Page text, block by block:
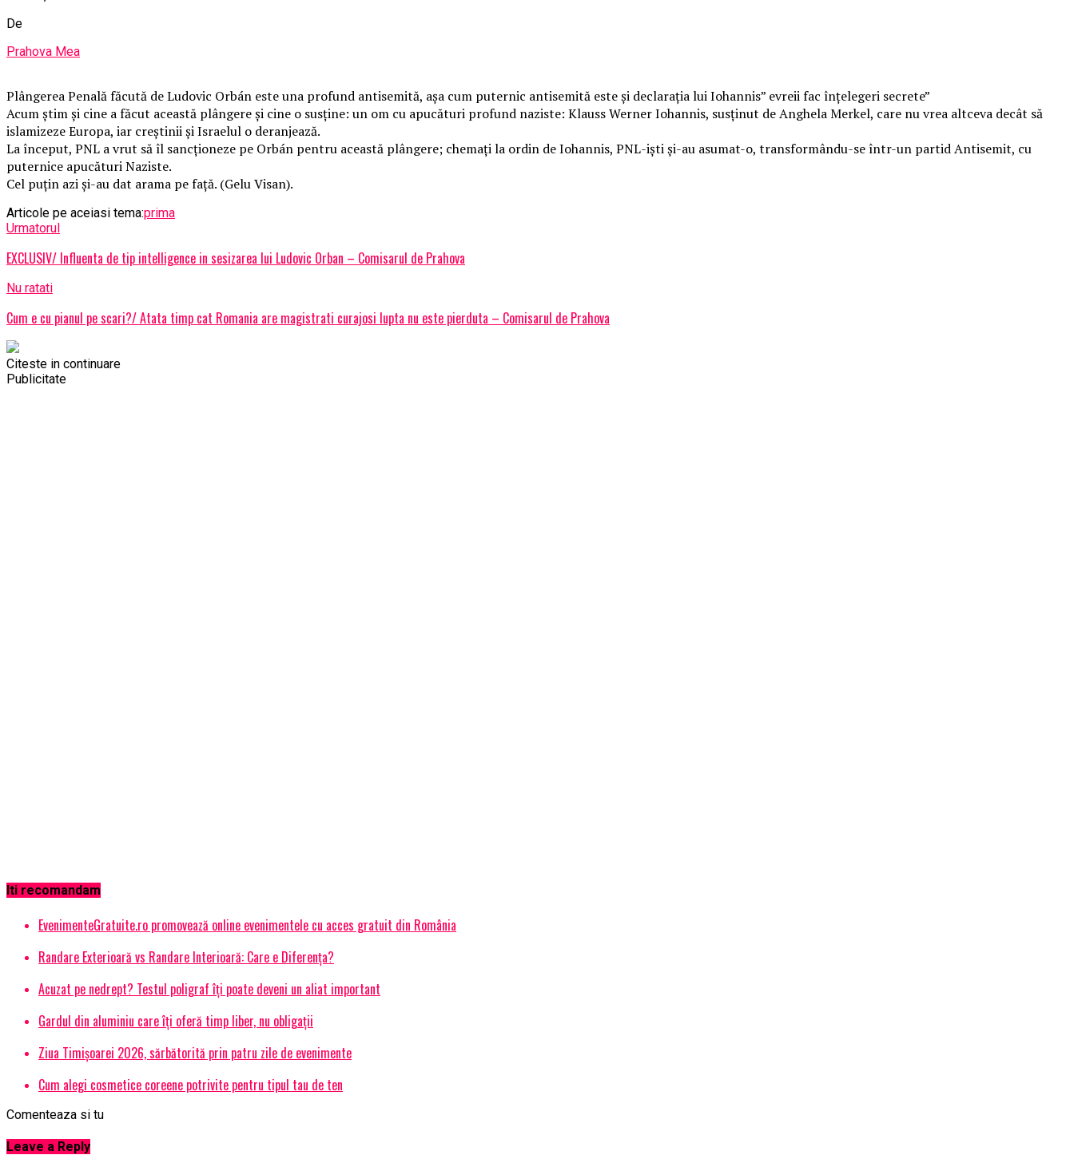
De
Prahova Mea
Plângerea Penală făcută de Ludovic Orbán este una profund antisemită, așa cum puternic antisemită este și declarația lui Iohannis” evreii fac înțelegeri secrete”
Acum știm și cine a făcut această plângere și cine o susține: un om cu apucături profund naziste: Klauss Werner Iohannis, susținut de Anghela Merkel, care nu vrea altceva decât să
islamizeze Europa, iar creștinii și Israelul o deranjează.
La început, PNL a vrut să îl sancționeze pe Orbán pentru această plângere; chemați la ordin de Iohannis, PNL-iști și-au asumat-o, transformându-se într-un partid Antisemit, cu
puternice apucături Naziste.
Cel puțin azi și-au dat arama pe față. (Gelu Visan).
Articole pe aceiasi tema:prima
Urmatorul
EXCLUSIV/ Influenta de tip intelligence in sesizarea lui Ludovic Orban – Comisarul de Prahova
Nu ratati
Cum e cu pianul pe scari?/ Atata timp cat Romania are magistrati curajosi lupta nu este pierduta – Comisarul de Prahova
Citeste in continuare
Publicitate
Iti recomandam
EvenimenteGratuite.ro promovează online evenimentele cu acces gratuit din România
Randare Exterioară vs Randare Interioară: Care e Diferența?
Acuzat pe nedrept? Testul poligraf îţi poate deveni un aliat important
Gardul din aluminiu care îți oferă timp liber, nu obligații
Ziua Timișoarei 2026, sărbătorită prin patru zile de evenimente
Cum alegi cosmetice coreene potrivite pentru tipul tau de ten
Comenteaza si tu
Leave a Reply